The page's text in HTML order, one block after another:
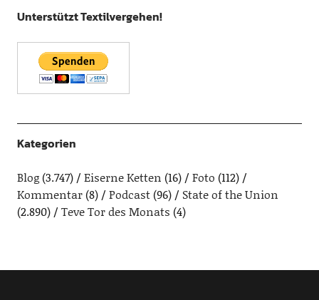
Unterstützt Textilvergehen!
Kategorien
Blog(3.747) Eiserne Ketten (16) Foto (112)
Kommentar(8) Podcast(96)
State of the Union
(2.890)
Teve Tor des Monats (4)